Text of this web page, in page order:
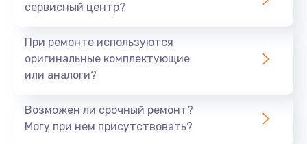
сервисный центр?
При ремонте используются
оригинальные комплектующие
или аналоги?
Возможен ли срочный ремонт?
Могу при нем присутствовать?